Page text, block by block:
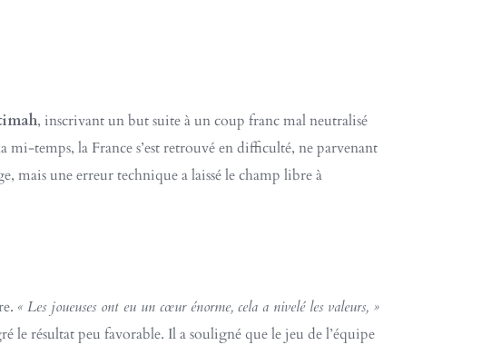
, inscrivant un but suite à un coup franc mal neutralisé
temps, la France s’est retrouvé en difficulté, ne parvenant
mais une erreur technique a laissé le champ libre à
« Les joueuses ont eu un cœur énorme, cela a nivelé les valeurs, »
le résultat peu favorable. Il a souligné que le jeu de l’équipe